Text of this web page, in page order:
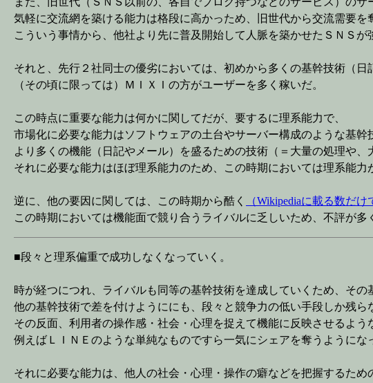
気軽に交流網を築ける能力は格段に高かっため、旧世代から交流需要を
こういう事情から、他社より先に普及開始して人脈を築かせたＳＮＳが
それと、先行２社同士の優劣においては、初めから多くの基幹技術（
（その頃に限っては）ＭＩＸＩの方がユーザーを多く稼いだ。
この時点に重要な能力は何かに関してだが、要するに理系能力で、
市場化に必要な能力はソフトウェアの土台やサーバー構成のような基幹
より多くの機能（日記やメール）を盛るための技術（＝大量の処理や
それに必要な能力はほぼ理系能力のため、この時期においては理系能力
逆に、他の要因に関しては、この時期から酷く （Wikipediaに載る数だ
この時期においては機能面で競り合うライバルに乏しいため、不評が多
■段々と理系偏重で成功しなくなっていく。
時が経つにつれ、ライバルも同等の基幹技術を達成していくため、その
他の基幹技術で差を付けようににも、段々と競争力の低い手段しか残ら
その反面、利用者の操作感・社会・心理を捉えて機能に反映させるよう
例えばＬＩＮＥのような単純なものですら一気にシェアを奪うようにな
それに必要な能力は、他人の社会・心理・操作の癖などを把握するため